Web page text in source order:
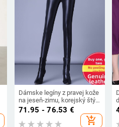
Dámske legíny z pravej kože
na jeseň-zimu, korejský štýl,
úzky strih, podšité flísom,
71.95 - 76.53 €
add_shopping_cart